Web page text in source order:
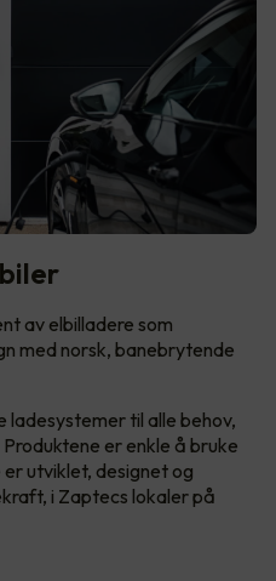
av elbilladere som
med norsk, banebrytende
ladesystemer til alle behov,
er enkle å bruke
er utviklet, designet og
i Zaptecs lokaler på